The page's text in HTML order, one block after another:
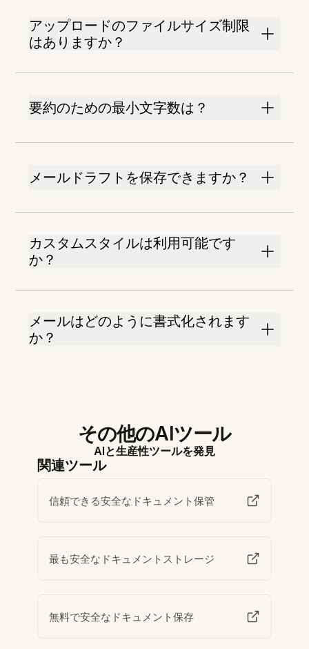
アップロードのファイルサイズ制限
はありますか？
要約のための最小文字数は？
メールドラフトを保存できますか？
カスタムスタイルは利用可能です
か？
メールはどのように書式化されます
か？
その他のAIツール
AIと生産性ツールを発見
関連ツール
信頼できる安全なドキュメント保管
最も安全なドキュメントストレージ
無料で安全なドキュメント保存